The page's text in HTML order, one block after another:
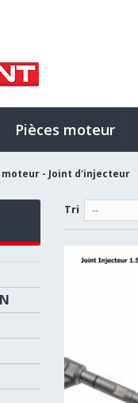
Pièces moteur
moteur - Joint d'injecteur
Tri --